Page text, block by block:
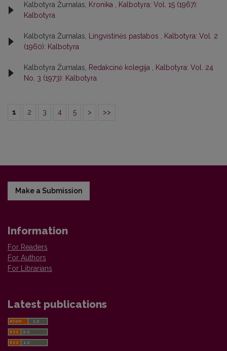
Kalbotyra Žurnalas, Kronika
Kalbotyra: Vol. 15 (1967):
Kalbotyra
Kalbotyra Žurnalas, Lingvistinės pastabos
Kalbotyra: Vol. 2
(1960): Kalbotyra
Kalbotyra Žurnalas, Redakcinė kolegija
Kalbotyra: Vol. 24
No. 3 (1973): Kalbotyra
1 2 3 4 5 > >>
Make a Submission
Information
For Readers
For Authors
For Librarians
Latest publications